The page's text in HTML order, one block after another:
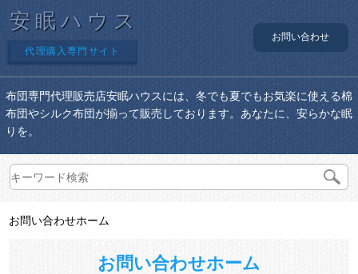
安眠ハウス
代理購入専門サイト
お問い合わせ
布団専門代理販売店安眠ハウスには、冬でも夏でもお気楽に使える棉
布団やシルク布団が揃って販売しております。あなたに、安らかな眠
りを。
お問い合わせホーム
お問い合わせホーム